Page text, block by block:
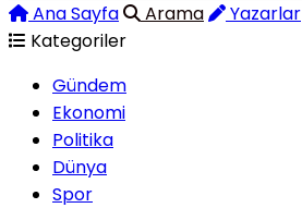
Ana Sayfa Arama
Yazarlar
Kategoriler
Gündem
Ekonomi
Politika
Dünya
Spor